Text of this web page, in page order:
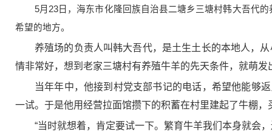
5月23日，海东市化隆回族自治县二塘乡三塘村韩大吾代
希望的地方。
养殖场的负责人叫韩大吾代，是土生土长的本地人，
情非常好，想到老家三塘村有养殖牛羊的先天条件，就萌发
当年年中，他接到村党支部书记的电话，希望他能够
一试。于是他用经营拉面馆攒下的积蓄在村里建起了牛棚
“当时就想着，肯定要试一下。繁育牛羊我们本身就会